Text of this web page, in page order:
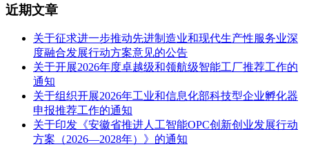
近期文章
关于征求进一步推动先进制造业和现代生产性服务业深
度融合发展行动方案意见的公告
关于开展2026年度卓越级和领航级智能工厂推荐工作的
通知
关于组织开展2026年工业和信息化部科技型企业孵化器
申报推荐工作的通知
关于印发《安徽省推进人工智能OPC创新创业发展行动
方案（2026—2028年）》的通知